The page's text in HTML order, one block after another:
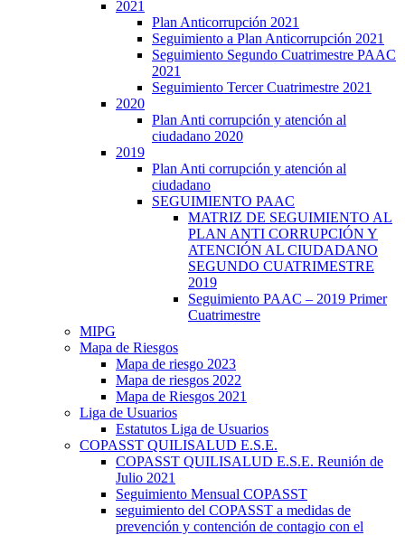
2021
Plan Anticorrupción 2021
Seguimiento a Plan Anticorrupción 2021
Seguimiento Segundo Cuatrimestre PAAC
2021
Seguimiento Tercer Cuatrimestre 2021
2020
Plan Anti corrupción y atención al
ciudadano 2020
2019
Plan Anti corrupción y atención al
ciudadano
SEGUIMIENTO PAAC
MATRIZ DE SEGUIMIENTO AL
PLAN ANTI CORRUPCIÓN Y
ATENCIÓN AL CIUDADANO
SEGUNDO CUATRIMESTRE
2019
Seguimiento PAAC – 2019 Primer
Cuatrimestre
MIPG
Mapa de Riesgos
Mapa de riesgo 2023
Mapa de riesgos 2022
Mapa de Riesgos 2021
Liga de Usuarios
Estatutos Liga de Usuarios
COPASST QUILISALUD E.S.E.
COPASST QUILISALUD E.S.E. Reunión de
Julio 2021
Seguimiento Mensual COPASST
seguimiento del COPASST a medidas de
prevención y contención de contagio con el